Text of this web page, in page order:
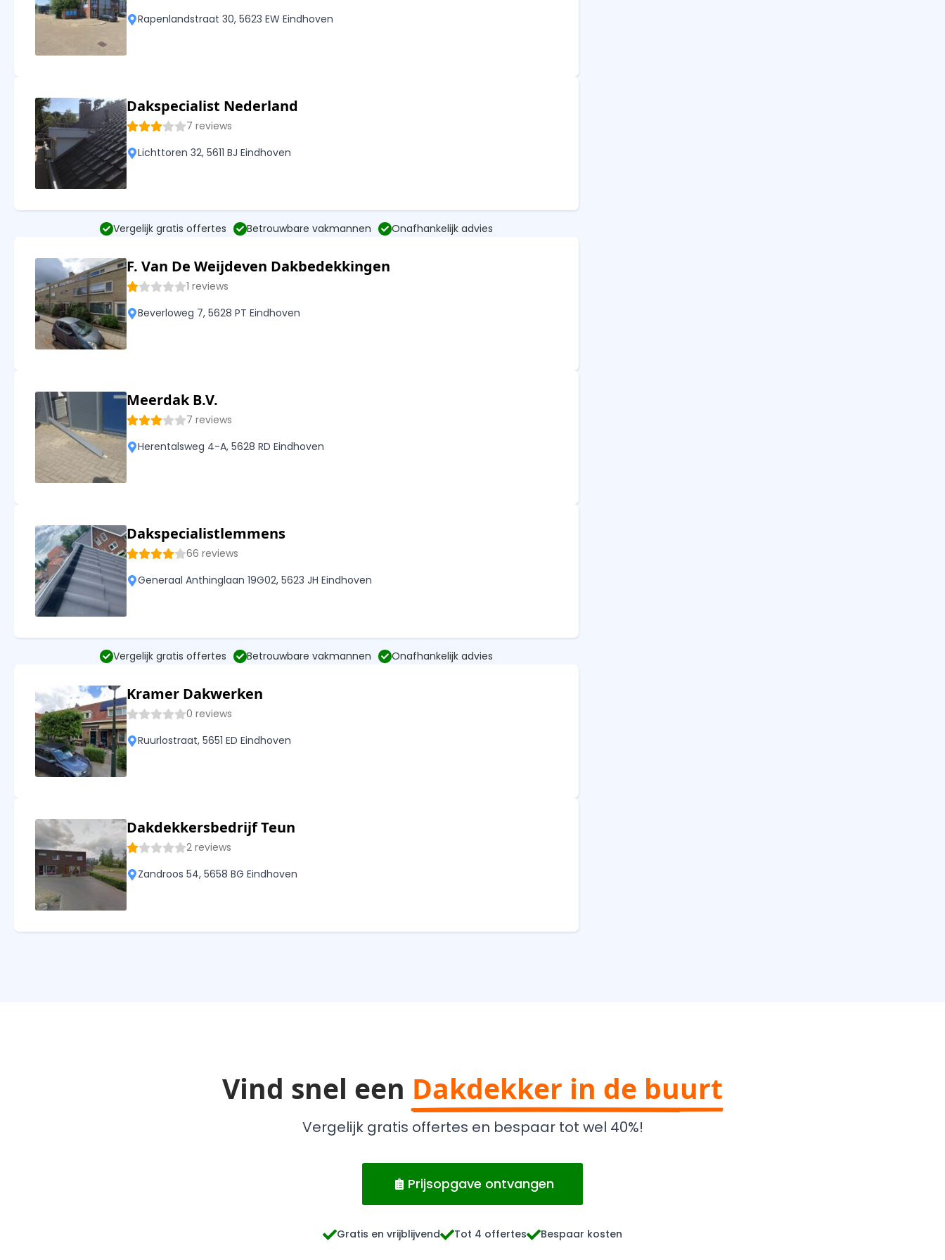
Rapenlandstraat 30, 5623 EW Eindhoven
Dakspecialist Nederland
7 reviews
Lichttoren 32, 5611 BJ Eindhoven
Vergelijk gratis offertes Betrouwbare vakmannen Onafhankelijk advies
F. Van De Weijdeven Dakbedekkingen
1 reviews
Beverloweg 7, 5628 PT Eindhoven
Meerdak B.V.
7 reviews
Herentalsweg 4-A, 5628 RD Eindhoven
Dakspecialistlemmens
66 reviews
Generaal Anthinglaan 19G02, 5623 JH Eindhoven
Vergelijk gratis offertes Betrouwbare vakmannen Onafhankelijk advies
Kramer Dakwerken
0 reviews
Ruurlostraat, 5651 ED Eindhoven
Dakdekkersbedrijf Teun
2 reviews
Zandroos 54, 5658 BG Eindhoven
Vind snel een Dakdekker in de buurt
Vergelijk gratis offertes en bespaar tot wel 40%!
Prijsopgave ontvangen
Gratis en vrijblijvend Tot 4 offertes Bespaar kosten